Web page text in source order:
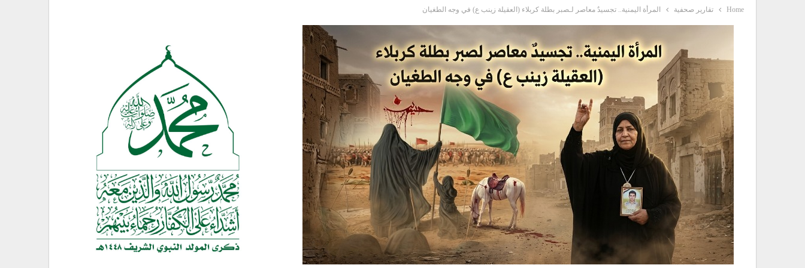
Home تقارير صحفية المرأة اليمنية.. تجسيدٌ معاصر لـصبر بطلة كربلاء (العقيلة زينب ع) في وجه الطغيان